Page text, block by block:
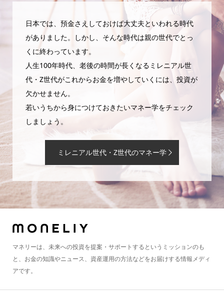
日本では、預金さえしておけば大丈夫といわれる時代
がありました。しかし、そんな時代は親の世代でとっ
くに終わっています。
人生100年時代、老後の時間が長くなるミレニアル世
代・Z世代がこれからお金を増やしていくには、投資が
欠かせません。
若いうちから身につけておきたいマネー学をチェック
しましょう。
ミレニアル世代・Z世代のマネー学
マネリーは、未来への投資を提案・サポートするというミッションのも
と、お金の知識やニュース、資産運用の方法などをお届けする情報メディ
アです。